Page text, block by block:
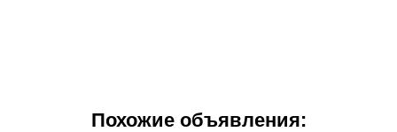
Похожие объявления: